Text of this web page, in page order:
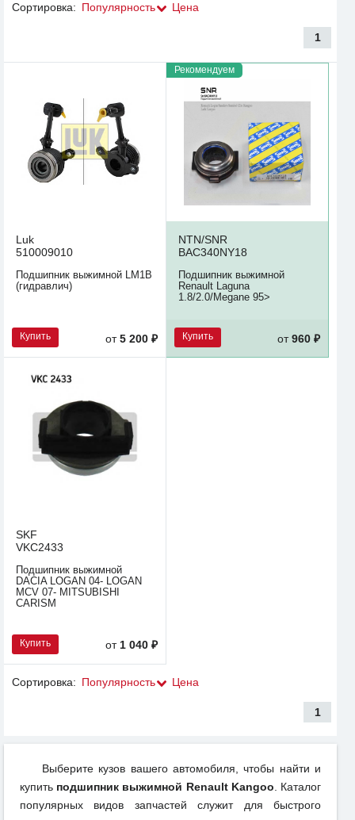
Сортировка: Популярность Цена
1
Luk
510009010
Подшипник выжимной LM1B
(гидравлич)
Купить от5 200 ₽
Рекомендуем
NTN/SNR
BAC340NY18
Подшипник выжимной
Renault Laguna
1.8/2.0/Megane 95>
Купить от960 ₽
SKF
VKC2433
Подшипник выжимной
DACIA LOGAN 04- LOGAN
MCV 07- MITSUBISHI
CARISM
Купить от1 040 ₽
Сортировка: Популярность Цена
1
Выберите кузов вашего автомобиля, чтобы найти и
купить подшипник выжимной Renault Kangoo. Каталог
популярных видов запчастей служит для быстрого